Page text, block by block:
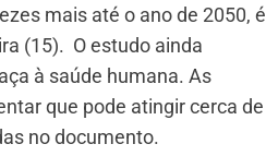
mais até o ano de 2050, é
(15). O estudo ainda
à saúde humana. As
que pode atingir cerca de
no documento.